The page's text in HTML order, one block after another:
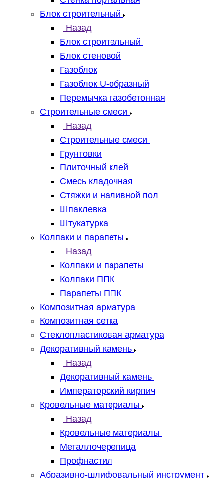
Блок строительный
Назад
Блок строительный
Блок стеновой
Газоблок
Газоблок U-образный
Перемычка газобетонная
Строительные смеси
Назад
Строительные смеси
Грунтовки
Плиточный клей
Смесь кладочная
Стяжки и наливной пол
Шпаклевка
Штукатурка
Колпаки и парапеты
Назад
Колпаки и парапеты
Колпаки ППК
Парапеты ППК
Композитная арматура
Композитная сетка
Стеклопластиковая арматура
Декоративный камень
Назад
Декоративный камень
Императорский кирпич
Кровельные материалы
Назад
Кровельные материалы
Металлочерепица
Профнастил
Абразивно-шлифовальный инструмент